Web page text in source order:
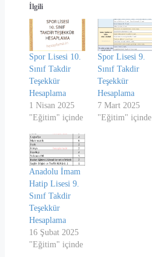
İlgili
Spor Lisesi 10.
Sınıf Takdir
Teşekkür
Hesaplama
1 Nisan 2025
"Eğitim" içinde
Spor Lisesi 9.
Sınıf Takdir
Teşekkür
Hesaplama
7 Mart 2025
"Eğitim" içinde
Anadolu İmam
Hatip Lisesi 9.
Sınıf Takdir
Teşekkür
Hesaplama
16 Şubat 2025
"Eğitim" içinde